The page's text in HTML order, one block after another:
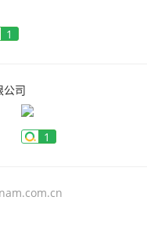
1
公司
1